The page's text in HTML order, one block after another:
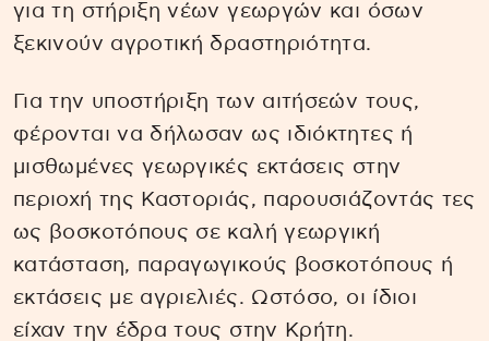
για τη στήριξη νέων γεωργών και όσων
ξεκινούν αγροτική δραστηριότητα.
Για την υποστήριξη των αιτήσεών τους,
φέρονται να δήλωσαν ως ιδιόκτητες ή
μισθωμένες γεωργικές εκτάσεις στην
περιοχή της Καστοριάς, παρουσιάζοντάς τες
ως βοσκοτόπους σε καλή γεωργική
κατάσταση, παραγωγικούς βοσκοτόπους ή
εκτάσεις με αγριελιές. Ωστόσο, οι ίδιοι
είχαν την έδρα τους στην Κρήτη.